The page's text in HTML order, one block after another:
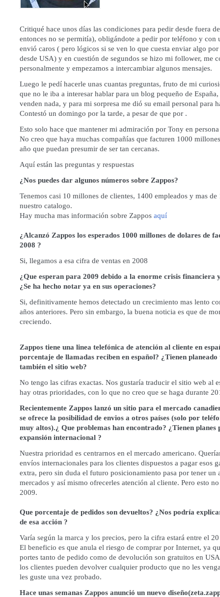
Critiqué hace unos días las condiciones para pedir desde fuera
entonces no se permitía), obligándote a pedir por teléfono y con
envió caros ( pero lógicos si se ven lo que cuesta enviar algo por
desde USA) y en cuestión de segundos se hizo mi follower, me
personalmente y empezamos a intercambiar algunos mensajes.
Luego le pedí hacerle unas cuantas preguntas, fruto de mi
que no le iba a interesar hablar para un blog pequeño de
venden nada, y para mi sorpresa me dió su email personal para
Contestó un domingo por la tarde, a pesar de que por .
Esto solo hace que mantener mi admiración por Tony en
No creo que haya muchas compañías que facturen 1000
año que puedan presumir de ser tan cercanas.
Aquí están las preguntas y respuestas
¿Nos puedes dar algunos números sobre Zappos?
Tenemos casi 10 millones de clientes, 1400 empleados y mas de
nuestro catalogo.
Hay mucha mas información sobre Zappos aquí
¿Alcanzó Zappos los esperados 1000 millones de dolares de
2008 ?
Si, llegamos a esa cifra de ventas en 2008
¿Que esperan para 2009 debido a la enorme crisis financiera
¿Se ha hecho notar ya en sus operaciones?
Si, definitivamente hemos detectado un crecimiento mas lento
años anteriores. Pero sin embargo, la buena noticia es que de
creciendo.
Zappos tiene una linea telefónica de atención al cliente en
porcentaje de llamadas reciben en español? ¿Tienen
también el sitio web?
No tengo las cifras exactas. Nos gustaría traducir el sitio web al
hay otras prioridades, con lo que no creo que se haga durante
Recientemente Zappos lanzó un sitio para el mercado
se ofrece la posibilidad de envios a otros países (solo por
muy altos).¿ Que problemas han encontrado? ¿Tienen planes
expansión internacional ?
Nuestra prioridad es centrarnos en el mercado americano.
envíos internacionales para los clientes dispuestos a pagar esos
extra, pero sin duda el futuro posicionamiento pasa por tener un
mercados y así mismo ofrecerles atención al cliente. Pero esto
2009.
Que porcentaje de pedidos son devueltos? ¿Nos podría
de esa acción ?
Varía según la marca y los precios, pero la cifra estará entre el
El beneficio es que anula el riesgo de comprar por Internet, ya
portes tanto de pedido como de devolución son gratuitos en
los clientes pueden devolver cualquier producto que no les
les guste una vez probado.
Hace unas semanas Zappos anunció un nuevo diseño(